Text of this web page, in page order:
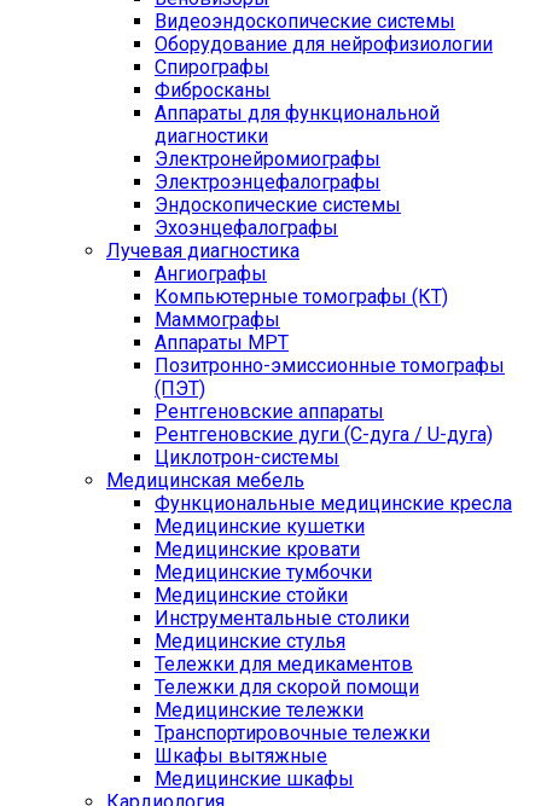
Видеоэндоскопические системы
Оборудование для нейрофизиологии
Спирографы
Фибросканы
Аппараты для функциональной
диагностики
Электронейромиографы
Электроэнцефалографы
Эндоскопические системы
Эхоэнцефалографы
Лучевая диагностика
Ангиографы
Компьютерные томографы (КТ)
Маммографы
Аппараты МРТ
Позитронно-эмиссионные томографы
(ПЭТ)
Рентгеновские аппараты
Рентгеновские дуги (С-дуга / U-дуга)
Циклотрон-системы
Медицинская мебель
Функциональные медицинские кресла
Медицинские кушетки
Медицинские кровати
Медицинские тумбочки
Медицинские стойки
Инструментальные столики
Медицинские стулья
Тележки для медикаментов
Тележки для скорой помощи
Медицинские тележки
Транспортировочные тележки
Шкафы вытяжные
Медицинские шкафы